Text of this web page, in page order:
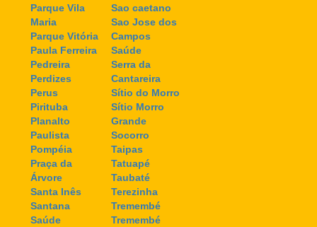
Parque Vila
Maria
Parque Vitória
Paula Ferreira
Pedreira
Perdizes
Perus
Pirituba
Planalto
Paulista
Pompéia
Praça da
Árvore
Santa Inês
Santana
Saúde
Sao caetano
Sao Jose dos
Campos
Saúde
Serra da
Cantareira
Sítio do Morro
Sítio Morro
Grande
Socorro
Taipas
Tatuapé
Taubaté
Terezinha
Tremembé
Tremembé